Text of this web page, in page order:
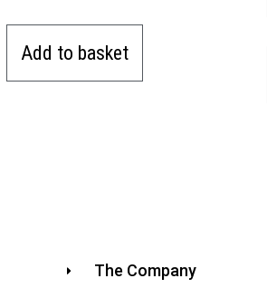
Add to basket
The Company